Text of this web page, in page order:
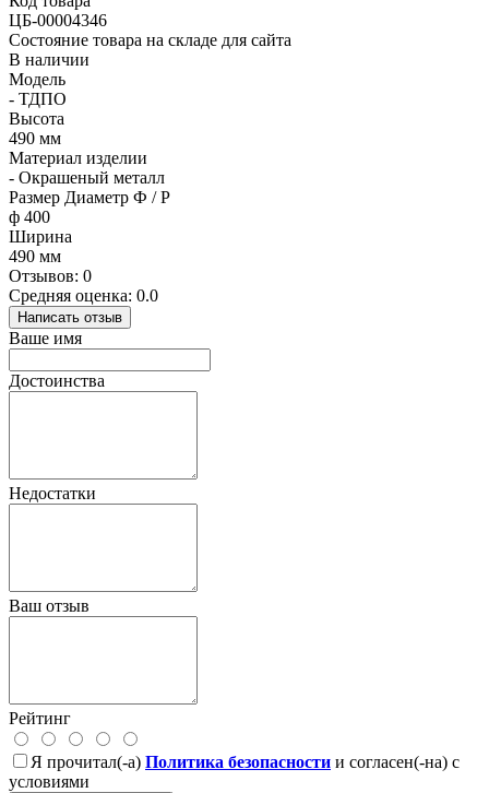
ЦБ-00004346
Состояние товара на складе для сайта
В наличии
Модель
- ТДПО
Высота
490 мм
Материал изделии
- Окрашеный металл
Размер Диаметр Ф / Р
ф 400
Ширина
490 мм
Отзывов: 0
Средняя оценка: 0.0
Написать отзыв
Ваше имя
Достоинства
Недостатки
Ваш отзыв
Рейтинг
Я прочитал(-а) Политика безопасности и согласен(-на) с
условиями